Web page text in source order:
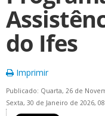
do Ifes
Imprimir
Publicado: Quarta, 26 de
Sexta, 30 de Janeiro de 2026,